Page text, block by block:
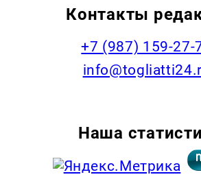
Контакты
+7 (987) 159-27-
Наша